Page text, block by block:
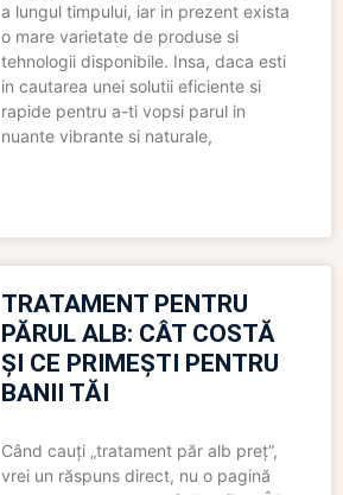
a lungul timpului, iar in prezent exista
o mare varietate de produse si
tehnologii disponibile. Insa, daca esti
in cautarea unei solutii eficiente si
rapide pentru a-ti vopsi parul in
nuante vibrante si naturale,
TRATAMENT PENTRU
PĂRUL ALB: CÂT COSTĂ
ȘI CE PRIMEȘTI PENTRU
BANII TĂI
Când cauți „tratament păr alb preț”,
vrei un răspuns direct, nu o pagină